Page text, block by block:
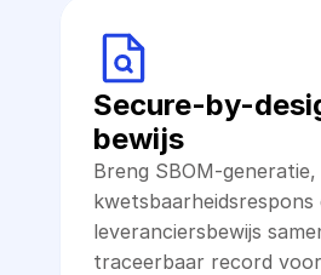
Secure-by-
bewijs
Breng SBOM-
kwetsbaarheidsrespons
leveranciersbewijs
traceerbaar record voor